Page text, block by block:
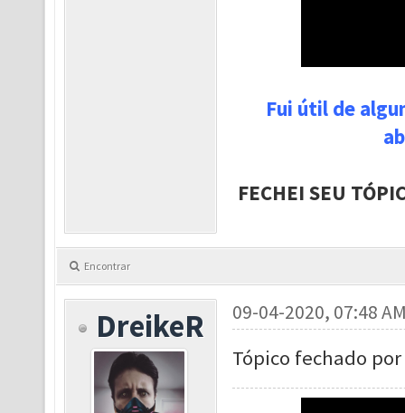
Fui útil de
FECHEI SEU
Encontrar
DreikeR 09-04-2020, 07:48
Tópico fechado